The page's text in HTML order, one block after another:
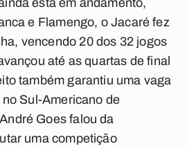
está em andamento,
e Flamengo, o Jacaré fez
vencendo 20 dos 32 jogos
até as quartas de final
também garantiu uma vaga
Sul-Americano de
Goes falou da
uma competição